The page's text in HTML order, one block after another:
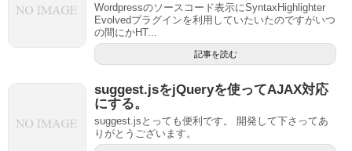
Wordpressのソースコード表示にSyntaxHighlighter
Evolvedプラグインを利用していたいたのですがいつ
の間にかHT...
記事を読む
suggest.jsをjQueryを使ってAJAX対応
にする。
suggest.jsとっても便利です。 開発して下さってあ
りがとうございます。